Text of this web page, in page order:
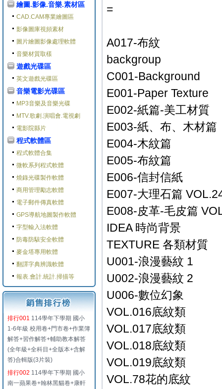
繪圖.影像.音樂.素材區
CAD.CAM專業繪圖區
影像圖庫視頻素材
圖片繪圖影像處理軟體
音樂材質取樣
遊戲光碟區
英文遊戲光碟區
音樂電影光碟區
MP3音樂及音樂光碟
MTV.歌劇.演唱會.電視劇
電影院縣片
程式軟體區
程式軟體合集
微軟系列程式軟體
燒錄光碟製作軟體
商用管理勵志軟體
電子郵件傳真軟體
GPS導航地圖製作軟體
字型輸入法軟體
防毒防駭安全軟體
麥金塔專用軟體
翻譯字典辨識軟體
報表.會計.統計.掃描等
排行001 114學年下學期 國小
1-6年級 校用卷+門市卷+作業簿
解答+習作解答+輔助教本解答
(全年級+全科目+全版本+含解
答)合輯版(3片裝)
排行002 114學年下學期 國小
南一蘋果卷+翰林黑貓卷+康軒
=
A017-布紋
backgroup
C001-Background
E001-Paper Texture
E002-紙篇-美工材質
E003-紙、布、木材篇
E004-木紋篇
E005-布紋篇
E006-信封信紙
E007-大理石篇
E008-皮革-毛皮篇
IDEA 時尚背景
TEXTURE 各類材質
U001-浪漫藝紋 1
U002-浪漫藝紋 2
U006-數位幻象
VOL.016底紋類
VOL.017底紋類
VOL.018底紋類
VOL.019底紋類
VOL.78花的底紋